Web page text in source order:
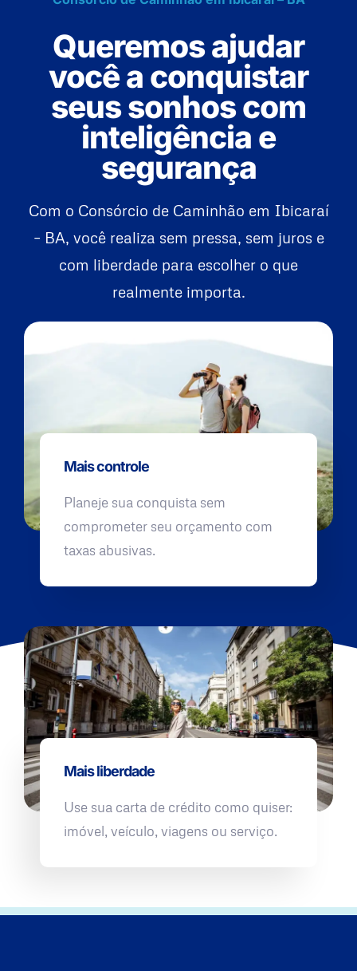
Queremos ajudar
você a conquistar
seus sonhos com
inteligência e
segurança
Com o Consórcio de Caminhão em Ibicaraí
– BA, você realiza sem pressa, sem juros e
com liberdade para escolher o que
realmente importa.
Mais controle
Planeje sua conquista sem
comprometer seu orçamento com
taxas abusivas.
Mais liberdade
Use sua carta de crédito como quiser:
imóvel, veículo, viagens ou serviço.